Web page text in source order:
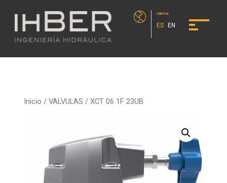
Idioma
ES EN
Inicio /VALVULAS / XCT 06 1F 23UB